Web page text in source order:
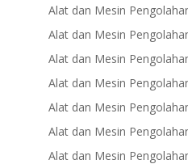
Alat dan Mesin
Alat dan Mesin
Alat dan Mesin
Alat dan Mesin
Alat dan Mesin
Alat dan Mesin
Alat dan Mesin